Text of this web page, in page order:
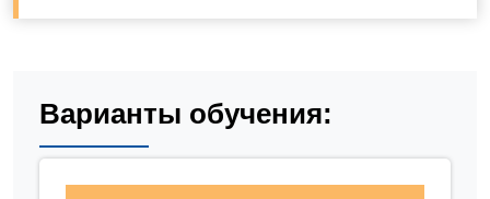
Варианты обучения: